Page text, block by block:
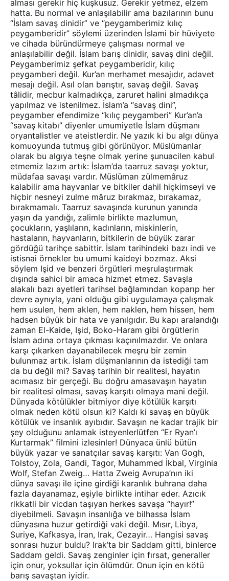
alması gerekir hiç kuşkusuz. Gerekir yetmez, elzem
hatta. Bu normal ve anlaşılabilir ama bazılarının bunu
“İslam savaş dinidir” ve “peygamberimiz kılıç
peygamberidir” söylemi üzerinden İslami bir hüviyete
ve cihada büründürmeye çalışması normal ve
anlaşılabilir değil. İslam barış dinidir, savaş dini değil.
Peygamberimiz şefkat peygamberidir, kılıç
peygamberi değil. Kur’an merhamet mesajıdır, adavet
mesajı değil. Asıl olan barıştır, savaş değil. Savaş
tâlidir, mecbur kalmadıkça, zaruret halini almadıkça
yapılmaz ve istenilmez. İslam’a “savaş dini”,
peygamber efendimize “kılıç peygamberi” Kur’an’a
“savaş kitabı” diyenler umumiyetle İslam düşmanı
oryantalistler ve ateistlerdir. Ne yazık ki bu algı dünya
komuoyunda tutmuş gibi görünüyor. Müslümanlar
olarak bu algıya teşne olmak yerine şunuacilen kabul
etmemiz lazım artık: İslam’da taarruz savaşı yoktur,
müdafaa savaşı vardır. Müslüman zülmemâruz
kalabilir ama hayvanlar ve bitkiler dahil hiçkimseyi ve
hiçbir nesneyi zulme mâruz bırakmaz, bırakamaz,
bırakmamalı. Taarruz savaşında kurunun yanında
yaşın da yandığı, zalimle birlikte mazlumun,
çocukların, yaşlıların, kadınların, miskinlerin,
hastaların, hayvanların, bitkilerin de büyük zarar
gördüğü tarihçe sabittir. İslam tarihindeki bazı indi ve
istisnai örnekler bu umumi kaideyi bozmaz. Aksi
söylem Işid ve benzeri örgütleri meşrulaştırmak
dışında sahici bir amaca hizmet etmez. Savaşla
alakalı bazı ayetleri tarihsel bağlamından koparıp her
devre aynıyla, yani olduğu gibi uygulamaya çalışmak
hem usulen, hem aklen, hem naklen, hem hissen, hem
hadsen büyük bir hata ve yanılgıdır. Bu kapı aralandığı
zaman El-Kaide, Işid, Boko-Haram gibi örgütlerin
İslam adına ortaya çıkması kaçınılmazdır. Ve onlara
karşı çıkarken dayanabilecek meşru bir zemin
bulunmaz artık. İslam düşmanlarının da istediği tam
da bu değil mi? Savaş tarihin bir realitesi, hayatın
acımasız bir gerçeği. Bu doğru amasavaşın hayatın
bir realitesi olması, savaş karşıtı olmaya mani değil.
Dünyada kötülükler bitmiyor diye kötülük karşıtı
olmak neden kötü olsun ki? Kaldı ki savaş en büyük
kötülük ve insanlık ayıbıdır. Savaşın ne kadar trajik bir
şey olduğunu anlamak isteyenlerlütfen “Er Ryan’ı
Kurtarmak” filmini izlesinler! Dünyaca ünlü bütün
büyük yazar ve sanatçılar savaş karşıtı: Van Gogh,
Tolstoy, Zola, Gandi, Tagor, Muhammed İkbal, Virginia
Wolf, Stefan Zweig… Hatta Zweig Avrupa’nın iki
dünya savaşı ile içine girdiği karanlık buhrana daha
fazla dayanamaz, eşiyle birlikte intihar eder. Azıcık
rikkatli bir vicdan taşıyan herkes savaşa “hayır!”
diyebilmeli. Savaşın insanlığa ve bilhassa İslam
dünyasına huzur getirdiği vaki değil. Mısır, Libya,
Suriye, Kafkasya, İran, Irak, Cezayir… Hangisi savaş
sonrası huzur buldu? Irak’ta bir Saddam gitti, binlerce
Saddam geldi. Savaş zenginler için fırsat, generaller
için onur, yoksullar için ölümdür. Onun için en kötü
barış savaştan iyidir.